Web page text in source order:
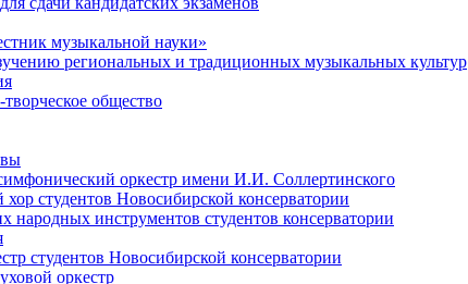
музыкальной науки»
региональных и традиционных музыкальных культур
общество
оркестр имени И.И. Соллертинского
студентов Новосибирской консерватории
народных инструментов студентов консерватории
студентов Новосибирской консерватории
оркестр